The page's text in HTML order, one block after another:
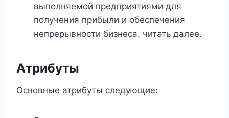
выполняемой предприятиями для
получения прибыли и обеспечения
непрерывности бизнеса. читать далее.
Атрибуты
Основные атрибуты следующие: